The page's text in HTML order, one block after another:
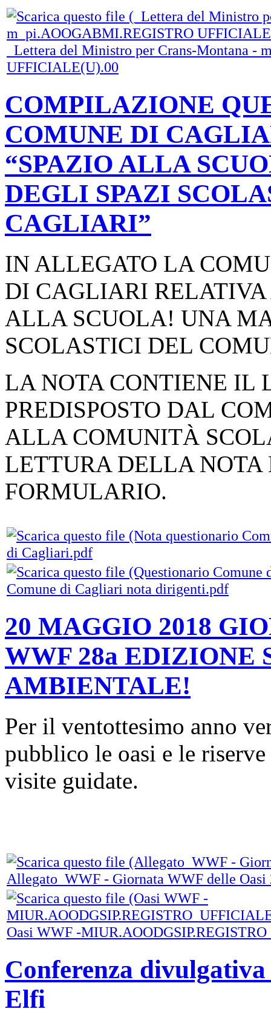
_Lettera del Ministro per Crans-Montana -
UFFICIALE(U).00
COMPILAZIONE
COMUNE DI
“SPAZIO ALLA
DEGLI SPAZI
CAGLIARI”
IN ALLEGATO LA
DI CAGLIARI RELATIVA
ALLA SCUOLA! UNA
SCOLASTICI DEL
LA NOTA CONTIENE IL
PREDISPOSTO DAL
ALLA COMUNITÀ
LETTURA DELLA
FORMULARIO.
di Cagliari.pdf
Comune di Cagliari nota dirigenti.pdf
20 MAGGIO 2018
WWF 28a EDIZIONE
AMBIENTALE!
Per il ventottesimo anno
pubblico le oasi e le
visite guidate.
Allegato_WWF - Giornata WWF delle Oasi
Oasi WWF -
Conferenza
Elfi